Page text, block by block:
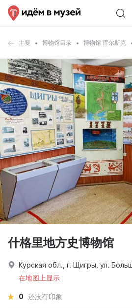
主要 博物馆目录 博物馆 库尔斯克
什格里地方史博物馆
Курская обл., г. Щигры, ул.
在地图上显示
0 还没有印象